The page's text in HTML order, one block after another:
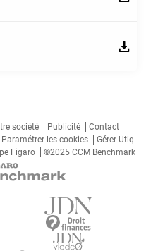
société Publicité
Contact
Paramétrer les cookies
Gérer Utiq
Figaro ©2025 CCM Benchmark